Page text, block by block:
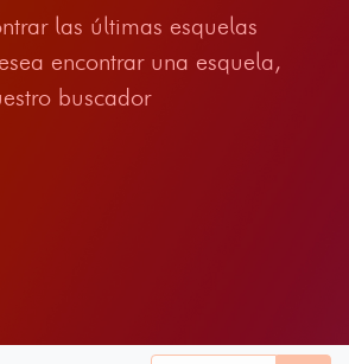
las últimas esquelas
encontrar una esquela,
buscador